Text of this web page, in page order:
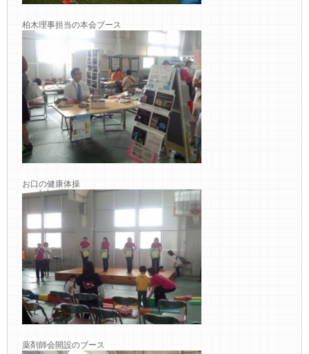
柏木理事担当の本会ブース
お口の健康体操
薬剤師会開設のブース